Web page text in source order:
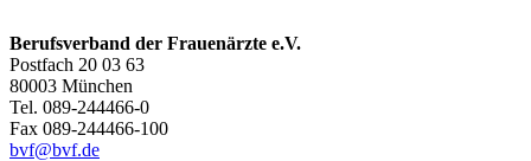
Berufsverband der Frauenärzte e.V.
Postfach 20 03 63
80003 München
Tel. 089-244466-0
Fax 089-244466-100
bvf@bvf.de